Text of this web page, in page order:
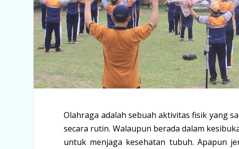
Olahraga adalah sebuah aktivitas fisik yang
secara rutin. Walaupun berada dalam
untuk menjaga kesehatan tubuh. Apapun